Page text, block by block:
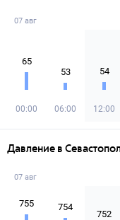
07 авг
65
00:00
53
06:00
54
12:00
Давление в
07 авг
755 754
752